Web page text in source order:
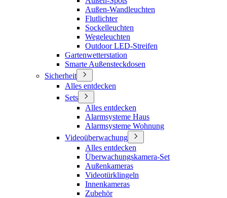
Außen-Wandleuchten
Flutlichter
Sockelleuchten
Wegeleuchten
Outdoor LED-Streifen
Gartenwetterstation
Smarte Außensteckdosen
Sicherheit
Alles entdecken
Sets
Alles entdecken
Alarmsysteme Haus
Alarmsysteme Wohnung
Videoüberwachung
Alles entdecken
Überwachungskamera-Set
Außenkameras
Videotürklingeln
Innenkameras
Zubehör